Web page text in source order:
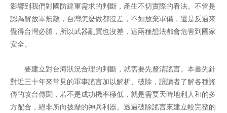
影響到我們對國防建軍需求的判斷，產生不切實際的看法。不管是
認為解放軍無敵，台灣怎麼做都沒差，不如放棄軍備，還是反過來
覺得台灣必勝，所以武器亂買也沒差，這兩種想法都會危害到國家
安全。
要建立對台海狀況合理的判斷，就需要先釐清謠言。本書先針
對近三十年來常見的軍事謠言加以解析、破除，讓讀者了解各種謠
傳的攻台傳聞，若不是成功機率極低，就是需要天時地利人和的多
方配合，絕非所向披靡的神兵利器。透過破除謠言來建立較完整的